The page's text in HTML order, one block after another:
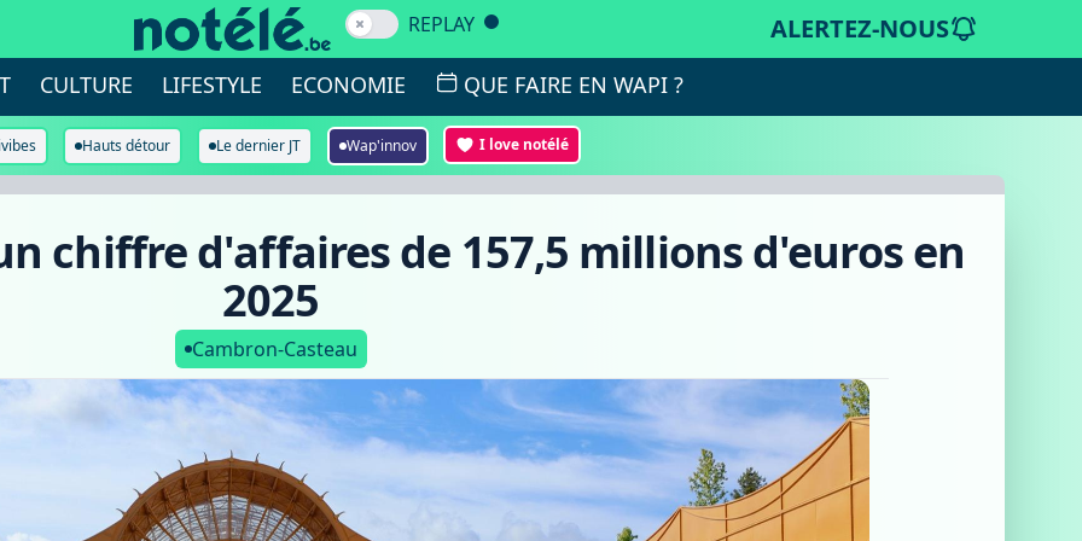
REPLAY ALERTEZ-NOUS
CULTURE LIFESTYLE ECONOMIE QUE FAIRE EN WAPI ?
Hauts détour Le dernier JT Wap'innov I love notélé
chiffre d'affaires de 157,5 millions d'euros en
2025
Cambron-Casteau